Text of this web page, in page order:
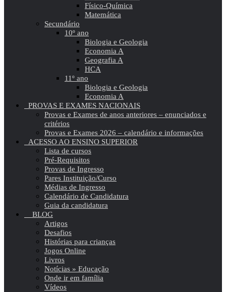
Físico-Química
Matemática
Secundário
10º ano
Biologia e Geologia
Economia A
Geografia A
HCA
11º ano
Biologia e Geologia
Economia A
PROVAS E EXAMES NACIONAIS
Provas e Exames de anos anteriores – enunciados e
critérios
Provas e Exames 2026 – calendário e informações
ACESSO AO ENSINO SUPERIOR
Lista de cursos
Pré-Requisitos
Provas de Ingresso
Pares Instituição/Curso
Médias de Ingresso
Calendário de Candidatura
Guia da candidatura
BLOG
Artigos
Desafios
Histórias para crianças
Jogos Online
Livros
Notícias » Educação
Onde ir em família
Vídeos